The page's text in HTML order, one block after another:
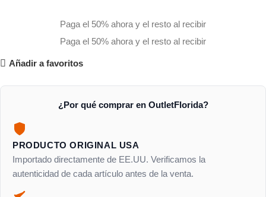
Paga el 50% ahora y el resto al recibir
Paga el 50% ahora y el resto al recibir
Añadir a favoritos
¿Por qué comprar en OutletFlorida?
PRODUCTO ORIGINAL USA
Importado directamente de EE.UU. Verificamos la
autenticidad de cada artículo antes de la venta.